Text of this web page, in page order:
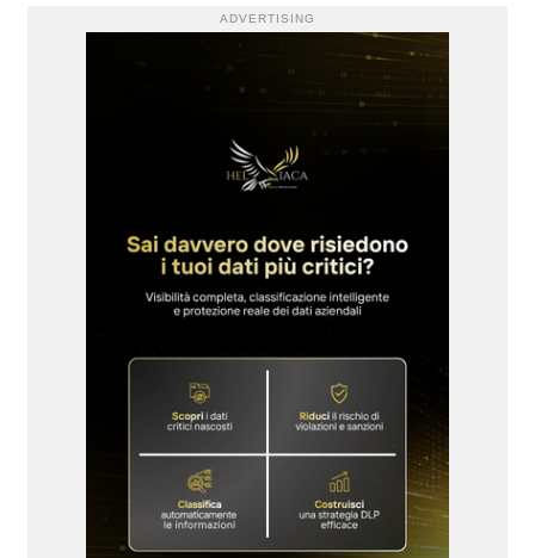
ADVERTISING